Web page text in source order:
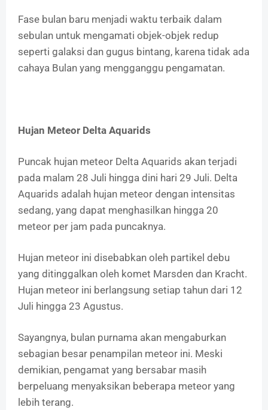
Fase bulan baru menjadi waktu terbaik dalam
sebulan untuk mengamati objek-objek redup
seperti galaksi dan gugus bintang, karena tidak ada
cahaya Bulan yang mengganggu pengamatan.
Hujan Meteor Delta Aquarids
Puncak hujan meteor Delta Aquarids akan terjadi
pada malam 28 Juli hingga dini hari 29 Juli. Delta
Aquarids adalah hujan meteor dengan intensitas
sedang, yang dapat menghasilkan hingga 20
meteor per jam pada puncaknya.
Hujan meteor ini disebabkan oleh partikel debu
yang ditinggalkan oleh komet Marsden dan Kracht.
Hujan meteor ini berlangsung setiap tahun dari 12
Juli hingga 23 Agustus.
Sayangnya, bulan purnama akan mengaburkan
sebagian besar penampilan meteor ini. Meski
demikian, pengamat yang bersabar masih
berpeluang menyaksikan beberapa meteor yang
lebih terang.